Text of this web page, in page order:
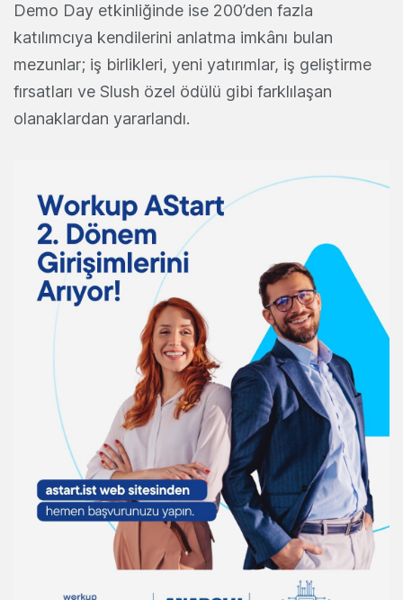
Demo Day etkinliğinde ise 200’den fazla
katılımcıya kendilerini anlatma imkânı bulan
mezunlar; iş birlikleri, yeni yatırımlar, iş geliştirme
fırsatları ve Slush özel ödülü gibi farklılaşan
olanaklardan yararlandı.